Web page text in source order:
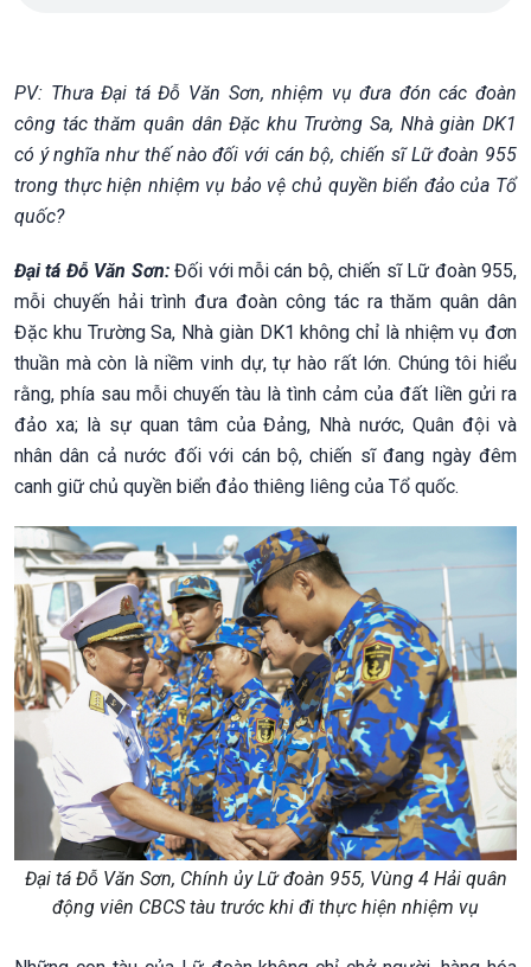
PV: Thưa Đại tá Đỗ Văn Sơn, nhiệm vụ đưa đón các đoàn
công tác thăm quân dân Đặc khu Trường Sa, Nhà giàn DK1
có ý nghĩa như thế nào đối với cán bộ, chiến sĩ Lữ đoàn 955
trong thực hiện nhiệm vụ bảo vệ chủ quyền biển đảo của Tổ
quốc?
Đại tá Đỗ Văn Sơn:Đối với mỗi cán bộ, chiến sĩ Lữ đoàn 955,
mỗi chuyến hải trình đưa đoàn công tác ra thăm quân dân
Đặc khu Trường Sa, Nhà giàn DK1 không chỉ là nhiệm vụ đơn
thuần mà còn là niềm vinh dự, tự hào rất lớn. Chúng tôi hiểu
rằng, phía sau mỗi chuyến tàu là tình cảm của đất liền gửi ra
đảo xa; là sự quan tâm của Đảng, Nhà nước, Quân đội và
nhân dân cả nước đối với cán bộ, chiến sĩ đang ngày đêm
canh giữ chủ quyền biển đảo thiêng liêng của Tổ quốc.
Đại tá Đỗ Văn Sơn, Chính ủy Lữ đoàn 955, Vùng 4 Hải quân
động viên CBCS tàu trước khi đi thực hiện nhiệm vụ